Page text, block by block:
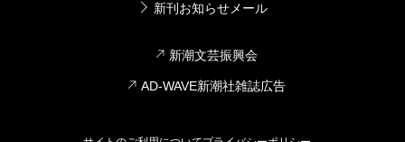
新刊お知らせメール
新潮文芸振興会
AD-WAVE新潮社雑誌広告